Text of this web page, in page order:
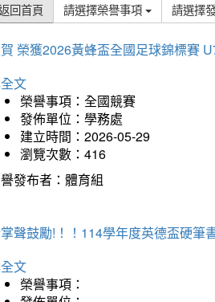
回首頁 請選擇榮譽事項 請選擇
榮獲2026黃蜂盃全國足球錦標賽
文
榮譽事項：全國競賽
發佈單位：學務處
建立時間：2026-05-29
瀏覽次數：416
發布者：體育組
聲鼓勵!！！114學年度英德盃硬筆
文
榮譽事項：